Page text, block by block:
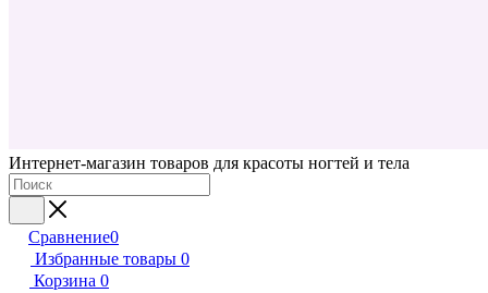
Интернет-магазин товаров для красоты ногтей и тела
Сравнение0
Избранные товары 0
Корзина 0